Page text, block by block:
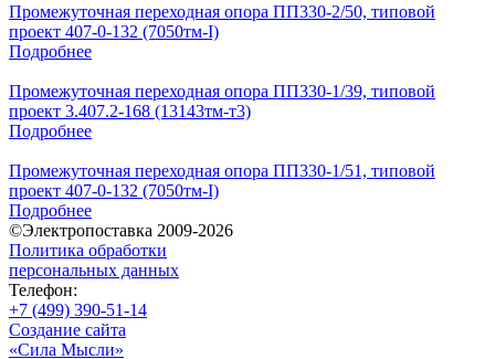
Промежуточная переходная опора ПП330-2/50, типовой
проект 407-0-132 (7050тм-I)
Подробнее
Промежуточная переходная опора ПП330-1/39, типовой
проект 3.407.2-168 (13143тм-т3)
Подробнее
Промежуточная переходная опора ПП330-1/51, типовой
проект 407-0-132 (7050тм-I)
Подробнее
©Электропоставка 2009-2026
Политика обработки
персональных данных
Телефон:
+7 (499) 390-51-14
Создание сайта
«Сила Мысли»